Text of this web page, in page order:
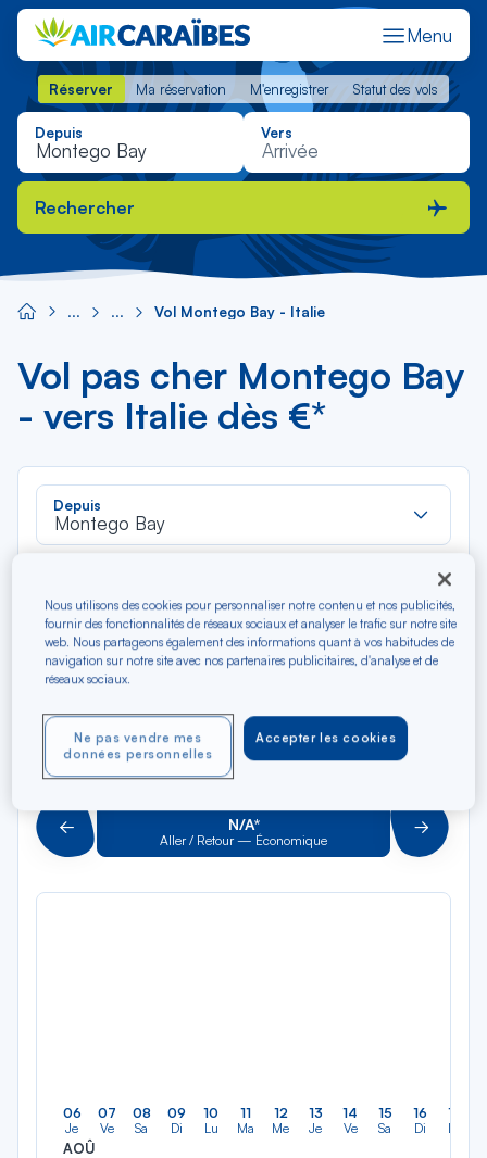
Menu
Réserver Ma réservation M'enregistrer Statut des vols
Réserver Ma réservation M'enregistrer Statut des vols
Depuis Vers
Rechercher
Vol Montego Bay - Italie
Vol pas cher Montego Bay
- vers Italie dès €*
Depuis
Montego Bay
Pour aller vers
la
liste
Type de trajet
Aller-Retour
Filtrer Vider
Précédent
N/A*
Aller / Retour — Économique Suivant
06
Je
AOÛ
07
Ve
08
Sa
09
Di
10
Lu
11
Ma
12
Me
13
Je
14
Ve
15
Sa
16
Di
17
Lu
Nous utilisons des cookies pour personnaliser notre contenu et nos publicités,
fournir des fonctionnalités de réseaux sociaux et analyser le trafic sur notre site
web. Nous partageons également des informations quant à vos habitudes de
navigation sur notre site avec nos partenaires publicitaires, d'analyse et de
réseaux sociaux.
Accepter les cookies
Ne pas vendre mes
données personnelles